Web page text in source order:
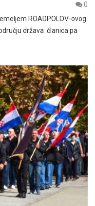
0
ROADPOLOV-ovog
država članica pa